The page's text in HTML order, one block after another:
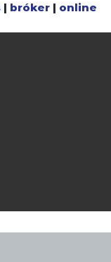
| bróker | online